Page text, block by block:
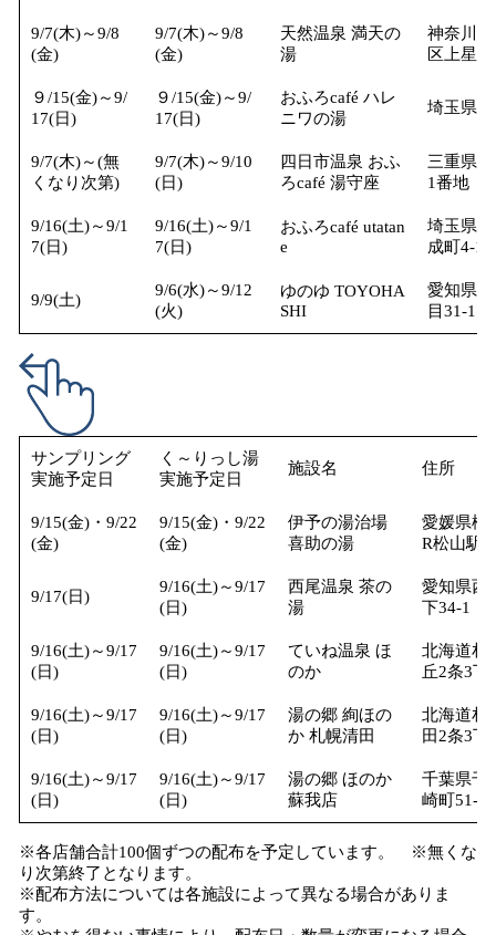
9/7(木)～9/8
(金)
9/7(木)～9/8
(金)
天然温泉 満天の
湯
神奈川
区上星
９/15(金)～9/
17(日)
９/15(金)～9/
17(日)
おふろcafé ハレ
ニワの湯
埼玉県
9/7(木)～(無
くなり次第)
9/7(木)～9/10
(日)
四日市温泉 おふ
ろcafé 湯守座
三重県
1番地
9/16(土)～9/1
7(日)
9/16(土)～9/1
7(日)
おふろcafé utatan
e
埼玉県
成町4-
9/9(土)
9/6(水)～9/12
(火)
ゆのゆ TOYOHA
SHI
愛知県
目31-1
サンプリング
実施予定日
く～りっし湯
実施予定日
施設名 住所
9/15(金)・9/22
(金)
9/15(金)・9/22
(金)
伊予の湯治場
喜助の湯
愛媛県松
R松山駅
9/17(日)
9/16(土)～9/17
(日)
西尾温泉 茶の
湯
愛知県西
下34-1
9/16(土)～9/17
(日)
9/16(土)～9/17
(日)
ていね温泉 ほ
のか
北海道札
丘2条3丁
9/16(土)～9/17
(日)
9/16(土)～9/17
(日)
湯の郷 絢ほの
か 札幌清田
北海道札
田2条3丁
9/16(土)～9/17
(日)
9/16(土)～9/17
(日)
湯の郷 ほのか
蘇我店
千葉県千
崎町51-1
※各店舗合計100個ずつの配布を予定しています。 ※無くな
り次第終了となります。
※配布方法については各施設によって異なる場合がありま
す。